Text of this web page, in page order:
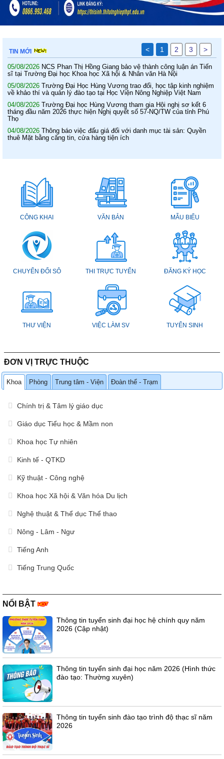
< 1 2 3 >
TIN MỚI
05/08/2026 NCS Phan Thị Hồng Giang bảo vệ thành công luận án Tiến
sĩ tại Trường Đại học Khoa học Xã hội & Nhân văn Hà Nội
05/08/2026 Trường Đại Học Hùng Vương trao đổi, học tập kinh nghiệm
về khảo thí và quản lý đào tạo tại Học Viện Nông Nghiệp Việt Nam
04/08/2026 Trường Đại học Hùng Vương tham gia Hội nghị sơ kết 6
tháng đầu năm 2026 thực hiện Nghị quyết số 57-NQ/TW của tỉnh Phú
Thọ
04/08/2026 Thông báo việc đấu giá đối với danh mục tài sản: Quyền
thuê Mặt bằng căng tin, cửa hàng tiện ích
CÔNG KHAI VĂN BẢN MẪU BIỂU
CHUYỂN ĐỔI SÔ THI TRỰC TUYẾN ĐĂNG KÝ HỌC
THƯ VIỆN VIỆC LÀM SV TUYỂN SINH
ĐƠN VỊ TRỰC THUỘC
Khoa Phòng Trung tâm - Viện Đoàn thể - Trạm
Chính trị & Tâm lý giáo dục
Giáo dục Tiểu học & Mầm non
Khoa học Tự nhiên
Kinh tế - QTKD
Kỹ thuật - Công nghệ
Khoa học Xã hội & Văn hóa Du lịch
Nghệ thuật & Thể dục Thể thao
Nông - Lâm - Ngư
Tiếng Anh
Tiếng Trung Quốc
NỔI BẬT
Thông tin tuyển sinh đại học hệ chính quy năm
2026 (Cập nhật)
Thông tin tuyển sinh đại học năm 2026 (Hình thức
đào tạo: Thường xuyên)
Thông tin tuyển sinh đào tạo trình độ thạc sĩ năm
2026